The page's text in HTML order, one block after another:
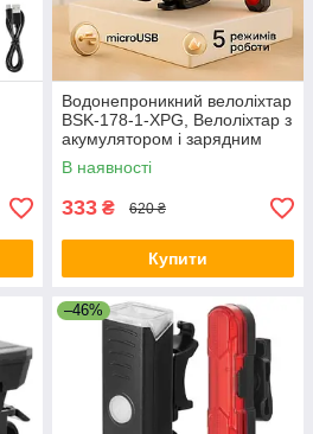
Водонепроникний велоліхтар
BSK-178-1-XPG, Велоліхтар з
акумулятором і зарядним
пристроєм CO-34
В наявності
333 ₴ 620 ₴
Купити
–46%